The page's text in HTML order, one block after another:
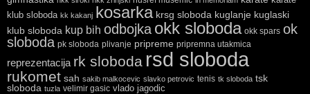
klub sloboda kk kakanj kosarka krsg sloboda kuglanje kuglaski
klub sloboda kup bih odbojka okk sloboda okk spars ok
sloboda pk sloboda plivanje pripreme pripremna utakmica
reprezentacija rk sloboda rsd sloboda
rukomet sah sakib malkocevic slavko petrovic tenis tk sloboda tsk
sloboda tuzla velimir gasic vlado jagodic